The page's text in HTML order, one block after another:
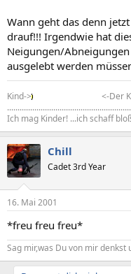
Wann geht das denn
drauf!!! Irgendwie hat
Neigungen/
ausgelebt werden
Kind->
<-Der
Ich mag Kinder! ...ich schaff
Chill
Cadet 3rd Year
16. Mai 2001
*freu freu freu*
Sag mir,was Du von mir denkst